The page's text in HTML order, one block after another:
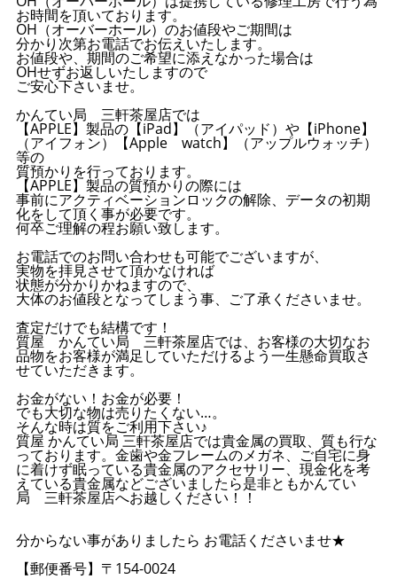
お時間を頂いております。
OH（オーバーホール）のお値段やご期間は
分かり次第お電話でお伝えいたします。
お値段や、期間のご希望に添えなかった場合は
OHせずお返しいたしますので
ご安心下さいませ。
かんてい局 三軒茶屋店では
【APPLE】製品の【iPad】（アイパッド）や【iPhone】
（アイフォン）【Apple watch】（アップルウォッチ）
等の
質預かりを行っております。
【APPLE】製品の質預かりの際には
事前にアクティベーションロックの解除、データの初期
化をして頂く事が必要です。
何卒ご理解の程お願い致します。
お電話でのお問い合わせも可能でございますが、
実物を拝見させて頂かなければ
状態が分かりかねますので、
大体のお値段となってしまう事、ご了承くださいませ。
査定だけでも結構です！
質屋 かんてい局 三軒茶屋店では、お客様の大切なお
品物をお客様が満足していただけるよう一生懸命買取さ
せていただきます。
お金がない！お金が必要！
でも大切な物は売りたくない…。
そんな時は質をご利用下さい♪
質屋 かんてい局 三軒茶屋店では貴金属の買取、質も行な
っております。金歯や金フレームのメガネ、ご自宅に身
に着けず眠っている貴金属のアクセサリー、現金化を考
えている貴金属などございましたら是非ともかんてい
局 三軒茶屋店へお越しください！！
分からない事がありましたら お電話くださいませ★
【郵便番号】〒154-0024